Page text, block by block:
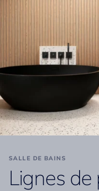
SALLE DE BAINS
Lignes